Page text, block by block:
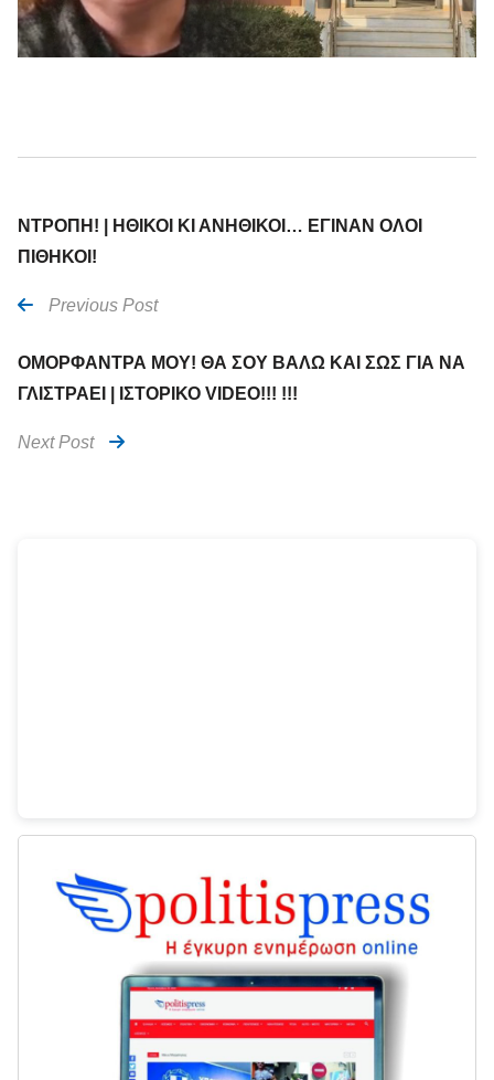
ΝΤΡΟΠΗ! | ΗΘΙΚΟΙ ΚΙ ΑΝΗΘΙΚΟΙ… ΕΓΙΝΑΝ ΟΛΟΙ
ΠΙΘΗΚΟΙ!
Previous Post
ΟΜΟΡΦΑΝΤΡΑ ΜΟΥ! ΘΑ ΣΟΥ ΒΑΛΩ ΚΑΙ ΣΩΣ ΓΙΑ ΝΑ
ΓΛΙΣΤΡΑΕΙ | ΙΣΤΟΡΙΚΟ VIDEO!!! !!!
Next Post